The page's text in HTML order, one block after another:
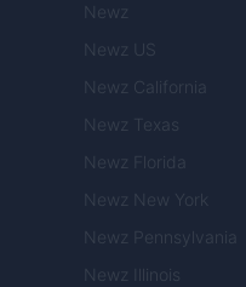
Newz
Newz US
Newz California
Newz Texas
Newz Florida
Newz New York
Newz Pennsylvania
Newz Illinois